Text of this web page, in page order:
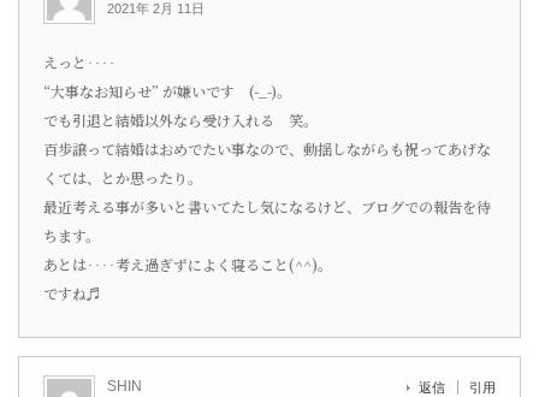
2021年 2月 11日
えっと‥‥
“大事なお知らせ” が嫌いです (-_-)。
でも引退と結婚以外なら受け入れる 笑。
百歩譲って結婚はおめでたい事なので、動揺しながらも祝ってあげな
くては、とか思ったり。
最近考える事が多いと書いてたし気になるけど、ブログでの報告を待
ちます。
あとは‥‥考え過ぎずによく寝ること(^^)。
ですね♬
SHIN 返信 引用